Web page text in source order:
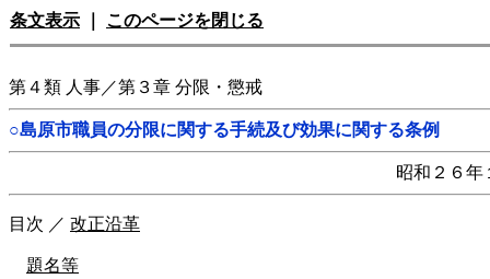
条文表示 このページを閉じる
第４類 人事／第３章 分限・懲戒
○島原市職員の分限に関する手続及び効果に関する条例
昭和２６年
目次 ／ 改正沿革
題名等